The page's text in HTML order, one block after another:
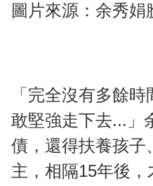
圖片來源：余秀娟
「完全沒有多餘
敢堅強走下去...」
債，還得扶養孩子
主，相隔15年後